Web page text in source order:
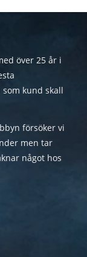
över 25 år i
kund skall
försöker vi
men tar
något hos